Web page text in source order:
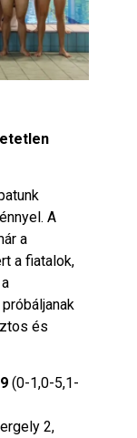
A
a
a fiatalok,
és
(0-1,0-5,1-
2,